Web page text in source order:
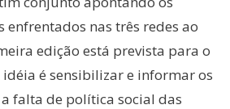
nas três redes ao
edição está prevista para o
é sensibilizar e informar os
falta de política social das